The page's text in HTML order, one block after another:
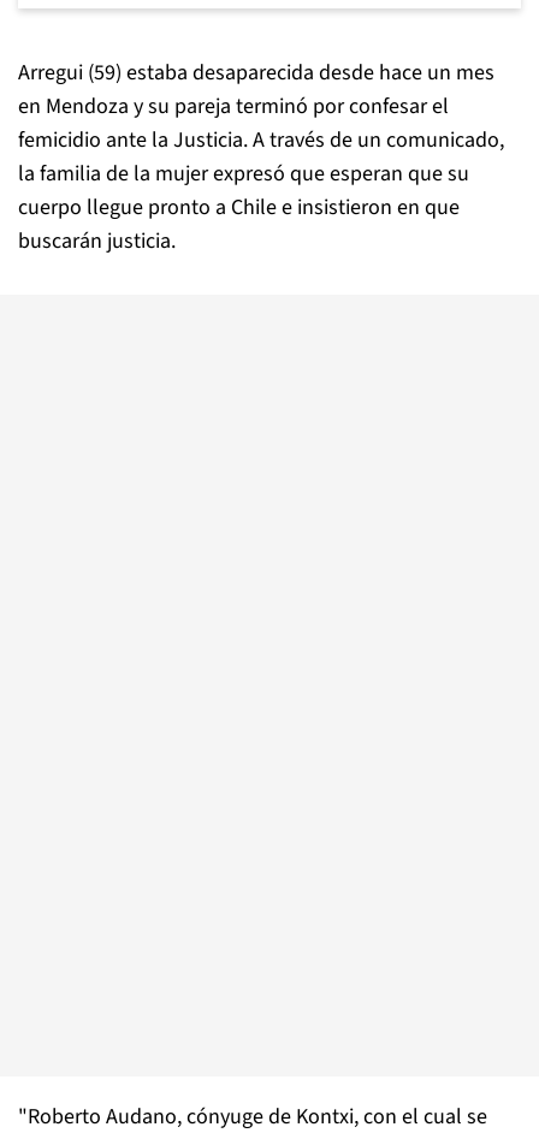
Arregui (59) estaba desaparecida desde hace un mes
en Mendoza y su pareja terminó por confesar el
femicidio ante la Justicia. A través de un comunicado,
la familia de la mujer expresó que esperan que su
cuerpo llegue pronto a Chile e insistieron en que
buscarán justicia.
"Roberto Audano, cónyuge de Kontxi, con el cual se